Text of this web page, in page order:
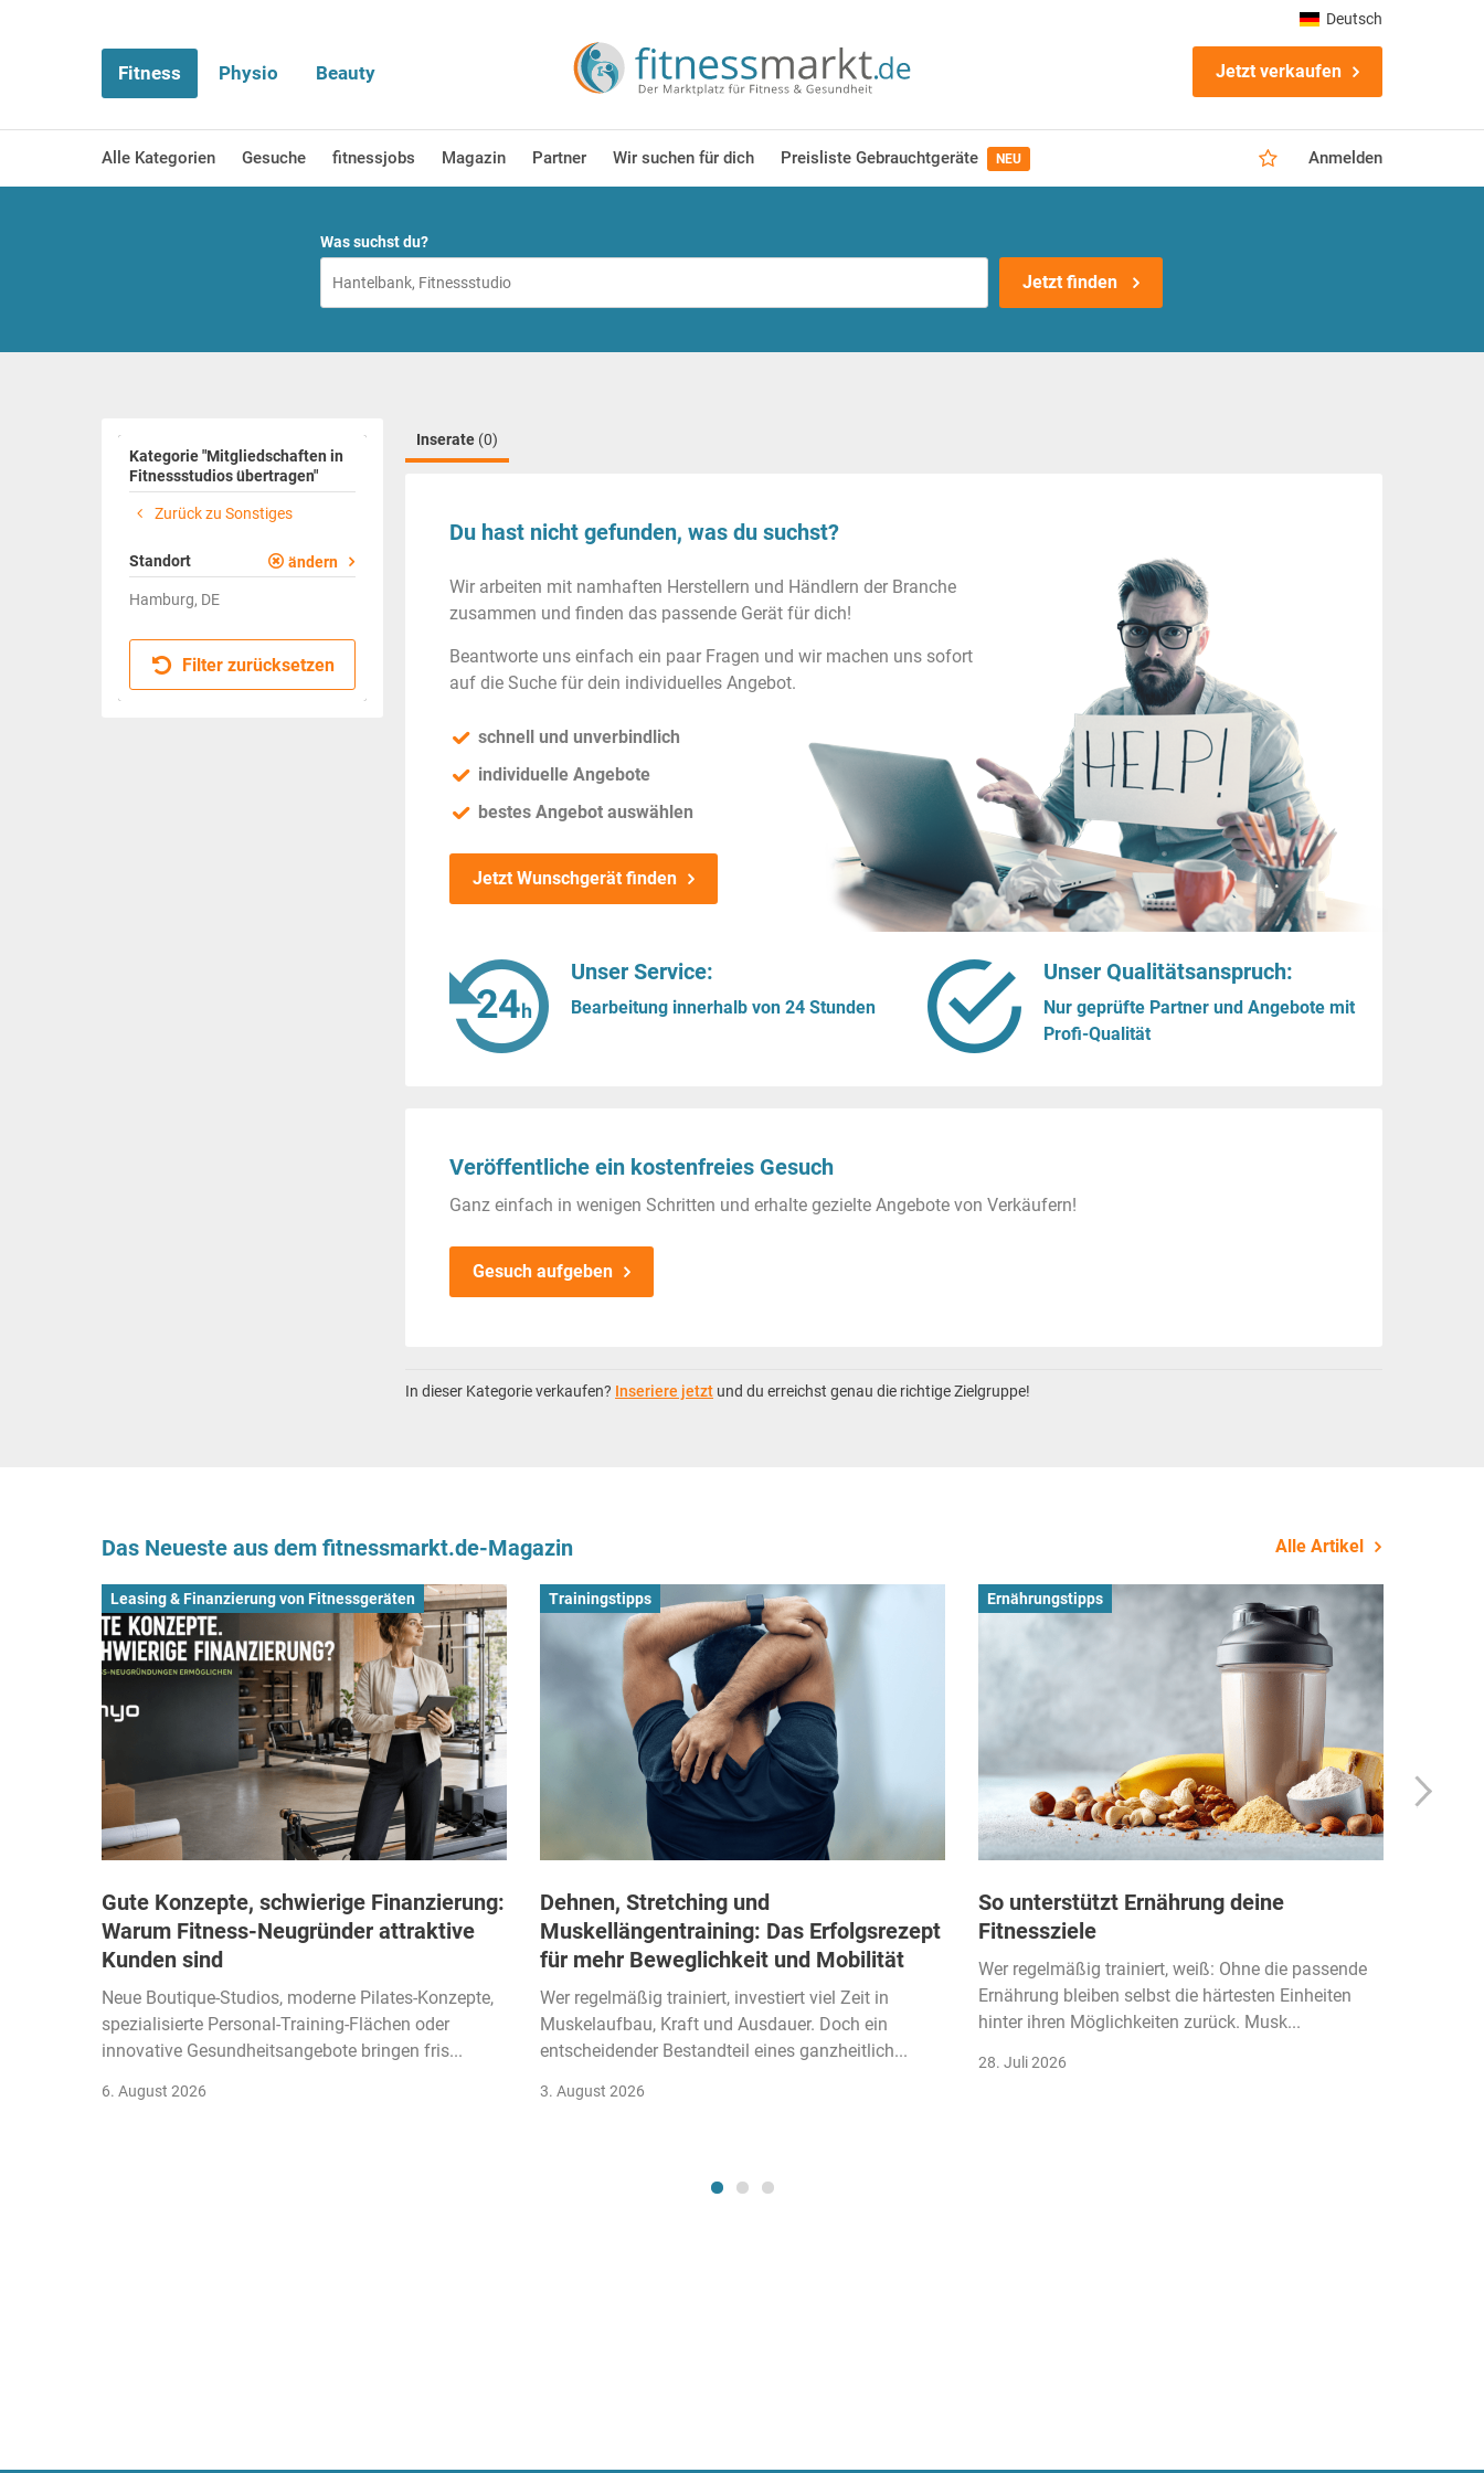
Fitness Physio Beauty Jetzt verkaufen
Alle Kategorien Gesuche fitnessjobs Magazin Partner Wir suchen für dich Preisliste Gebrauchtgeräte NEU Anmelden
Deutsch
Was suchst du?
Jetzt finden
Kategorie "Mitgliedschaften in
Fitnessstudios übertragen"
Zurück zu Sonstiges
Standort ändern
Hamburg, DE
Filter zurücksetzen
Inserate (0)
Du hast nicht gefunden, was du suchst?
Wir arbeiten mit namhaften Herstellern und Händlern der Branche
zusammen und finden das passende Gerät für dich!
Beantworte uns einfach ein paar Fragen und wir machen uns sofort
auf die Suche für dein individuelles Angebot.
schnell und unverbindlich
individuelle Angebote
bestes Angebot auswählen
Jetzt Wunschgerät finden
Unser Service:
Bearbeitung innerhalb von 24 Stunden
Unser Qualitätsanspruch:
Nur geprüfte Partner und Angebote mit
Profi-Qualität
Veröffentliche ein kostenfreies Gesuch
Ganz einfach in wenigen Schritten und erhalte gezielte Angebote von Verkäufern!
Gesuch aufgeben
In dieser Kategorie verkaufen? Inseriere jetzt und du erreichst genau die richtige Zielgruppe!
Das Neueste aus dem fitnessmarkt.de-Magazin Alle Artikel
Leasing & Finanzierung von Fitnessgeräten
Gute Konzepte, schwierige Finanzierung:
Warum Fitness-Neugründer attraktive
Kunden sind
Neue Boutique-Studios, moderne Pilates-Konzepte,
spezialisierte Personal-Training-Flächen oder
innovative Gesundheitsangebote bringen fris...
6. August 2026
Trainingstipps
Dehnen, Stretching und
Muskellängentraining: Das Erfolgsrezept
für mehr Beweglichkeit und Mobilität
Wer regelmäßig trainiert, investiert viel Zeit in
Muskelaufbau, Kraft und Ausdauer. Doch ein
entscheidender Bestandteil eines ganzheitlich...
3. August 2026
Ernährungstipps
So unterstützt Ernährung deine
Fitnessziele
Wer regelmäßig trainiert, weiß: Ohne die passende
Ernährung bleiben selbst die härtesten Einheiten
hinter ihren Möglichkeiten zurück. Musk...
28. Juli 2026